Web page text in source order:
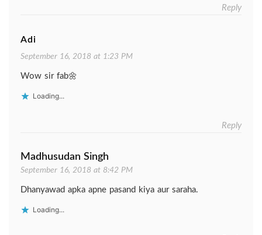
Reply
Adi
September 16, 2018 at 1:23 PM
Wow sir fab🌼
Loading...
Reply
Madhusudan Singh
September 16, 2018 at 8:42 PM
Dhanyawad apka apne pasand kiya aur saraha.
Loading...